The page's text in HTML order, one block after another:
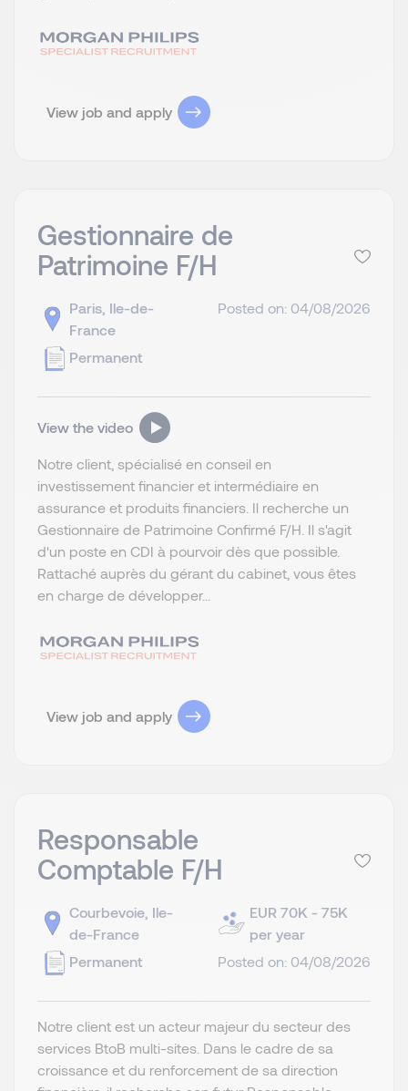
View job and apply
Gestionnaire de
Patrimoine F/H
Paris, Ile-de-
France
Permanent
Posted on: 04/08/2026
View the video
Notre client, spécialisé en conseil en
investissement financier et intermédiaire en
assurance et produits financiers. Il recherche un
Gestionnaire de Patrimoine Confirmé F/H. Il s'agit
d'un poste en CDI à pourvoir dès que possible.
Rattaché auprès du gérant du cabinet, vous êtes
en charge de développer...
View job and apply
Responsable
Comptable F/H
Courbevoie, Ile-
de-France
Permanent
EUR 70K - 75K
per year
Posted on: 04/08/2026
Notre client est un acteur majeur du secteur des
services BtoB multi-sites. Dans le cadre de sa
croissance et du renforcement de sa direction